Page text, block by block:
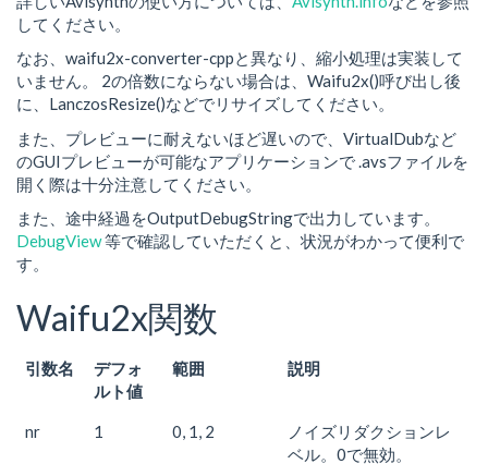
してください。
なお、waifu2x-converter-cppと異なり、縮小処理は実装して
いません。 2の倍数にならない場合は、Waifu2x()呼び出し後
に、LanczosResize()などでリサイズしてください。
また、プレビューに耐えないほど遅いので、VirtualDubなど
のGUIプレビューが可能なアプリケーションで .avsファイルを
開く際は十分注意してください。
また、途中経過をOutputDebugStringで出力しています。
DebugView等で確認していただくと、状況がわかって便利で
す。
Waifu2x関数
引数名
デフォ
ルト値
範囲 説明
nr 1 0, 1, 2
ノイズリダクションレ
ベル。0で無効。